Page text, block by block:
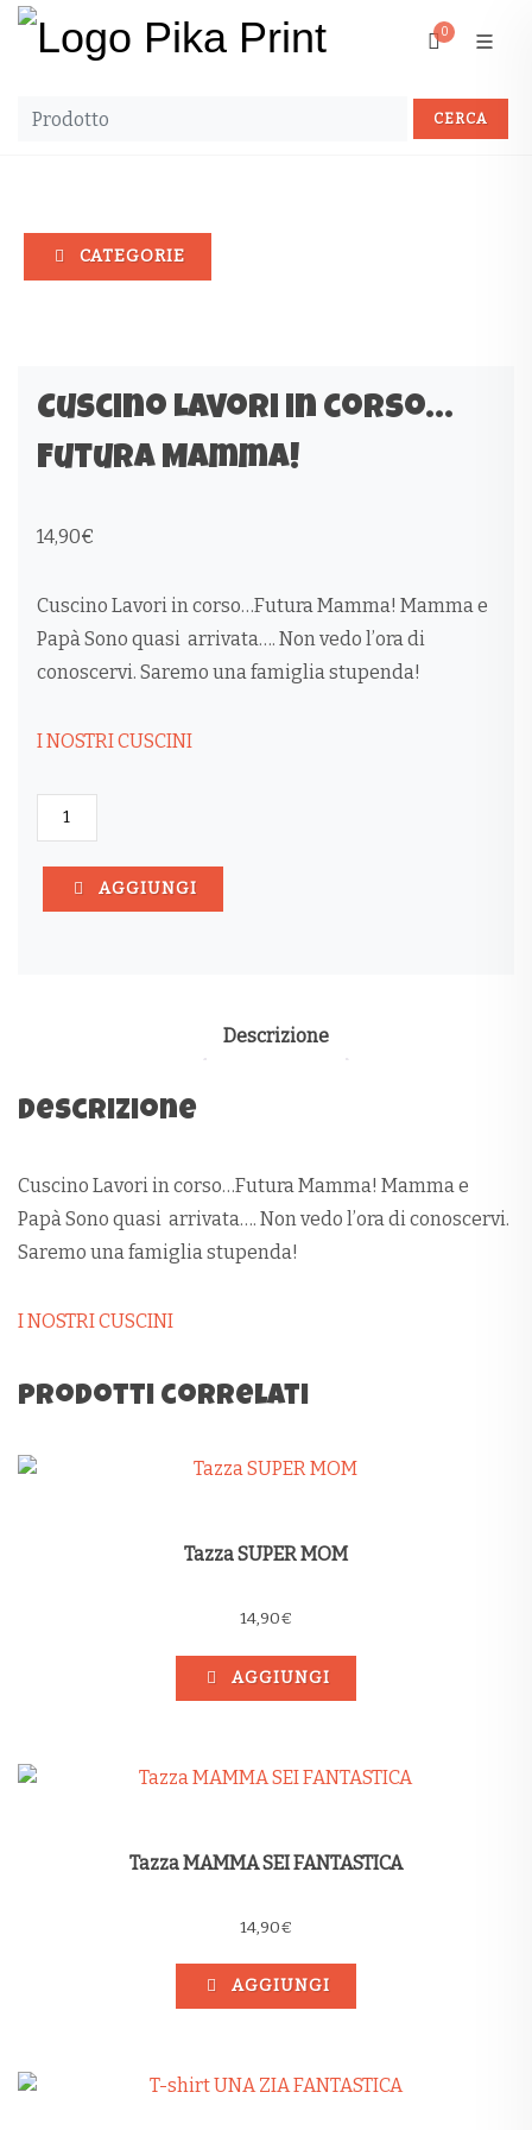
0
CATEGORIE
Cuscino Lavori in corso…
Futura Mamma!
14,90€
Cuscino Lavori in corso…Futura Mamma! Mamma e
Papà Sono quasi arrivata…. Non vedo l’ora di
conoscervi. Saremo una famiglia stupenda!
I NOSTRI CUSCINI
LAVORI
CORSO...FUTURA
MAMMA!
QUANTITÀ
AGGIUNGI
Descrizione
Descrizione
Cuscino Lavori in corso…Futura Mamma! Mamma e
Papà Sono quasi arrivata…. Non vedo l’ora di conoscervi.
Saremo una famiglia stupenda!
I NOSTRI CUSCINI
Prodotti correlati
Tazza SUPER MOM
14,90€
AGGIUNGI
Tazza MAMMA SEI FANTASTICA
14,90€
AGGIUNGI